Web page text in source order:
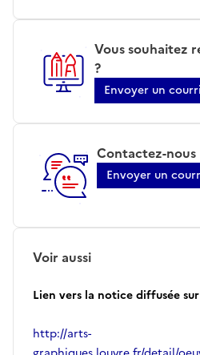
Vous souhaitez
?
Envoyer un
Contactez-nous
Envoyer un
Voir aussi
Lien vers la notice diffusée
http://arts-